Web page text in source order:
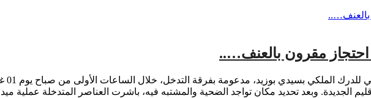
مقرون بالعنف…..
إقليم الجديدة. وبعد تحديد مكان تواجد الضحية والمشتبه فيه، باشرت العناصر المتدخلة عملية